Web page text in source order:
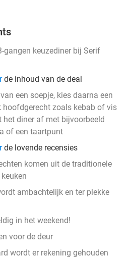
gangen keuzediner bij Serif
de inhoud van de deal
een soepje, kies daarna een
hoofdgerecht zoals kebab of vis
het diner af met bijvoorbeeld
of een taartpunt
de lovende recensies
komen uit de traditionele
ambachtelijk en ter plekke
in het weekend!
voor de deur
wordt er rekening gehouden